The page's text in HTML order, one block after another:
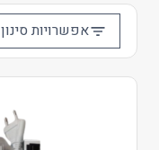
אפשרויות סינון